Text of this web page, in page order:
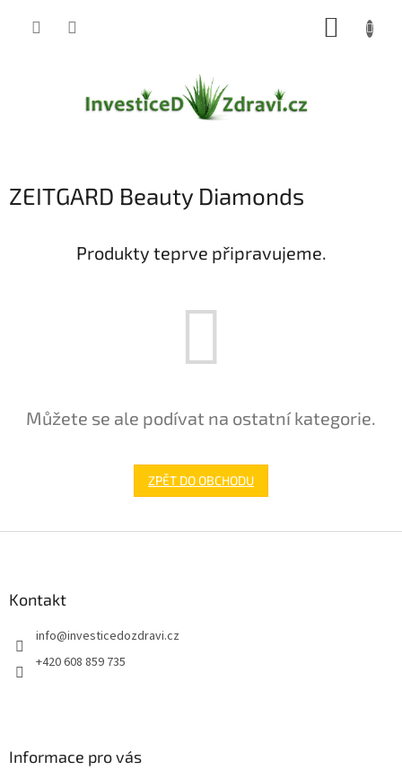
ZEITGARD Beauty Diamonds
Produkty teprve připravujeme.
Můžete se ale podívat na ostatní kategorie.
ZPĚT DO OBCHODU
Kontakt
info@investicedozdravi.cz
+420 608 859 735
Informace pro vás